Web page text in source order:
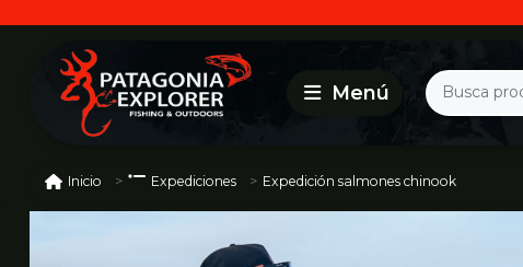
Inicio Expediciones Expedición salmones chinook